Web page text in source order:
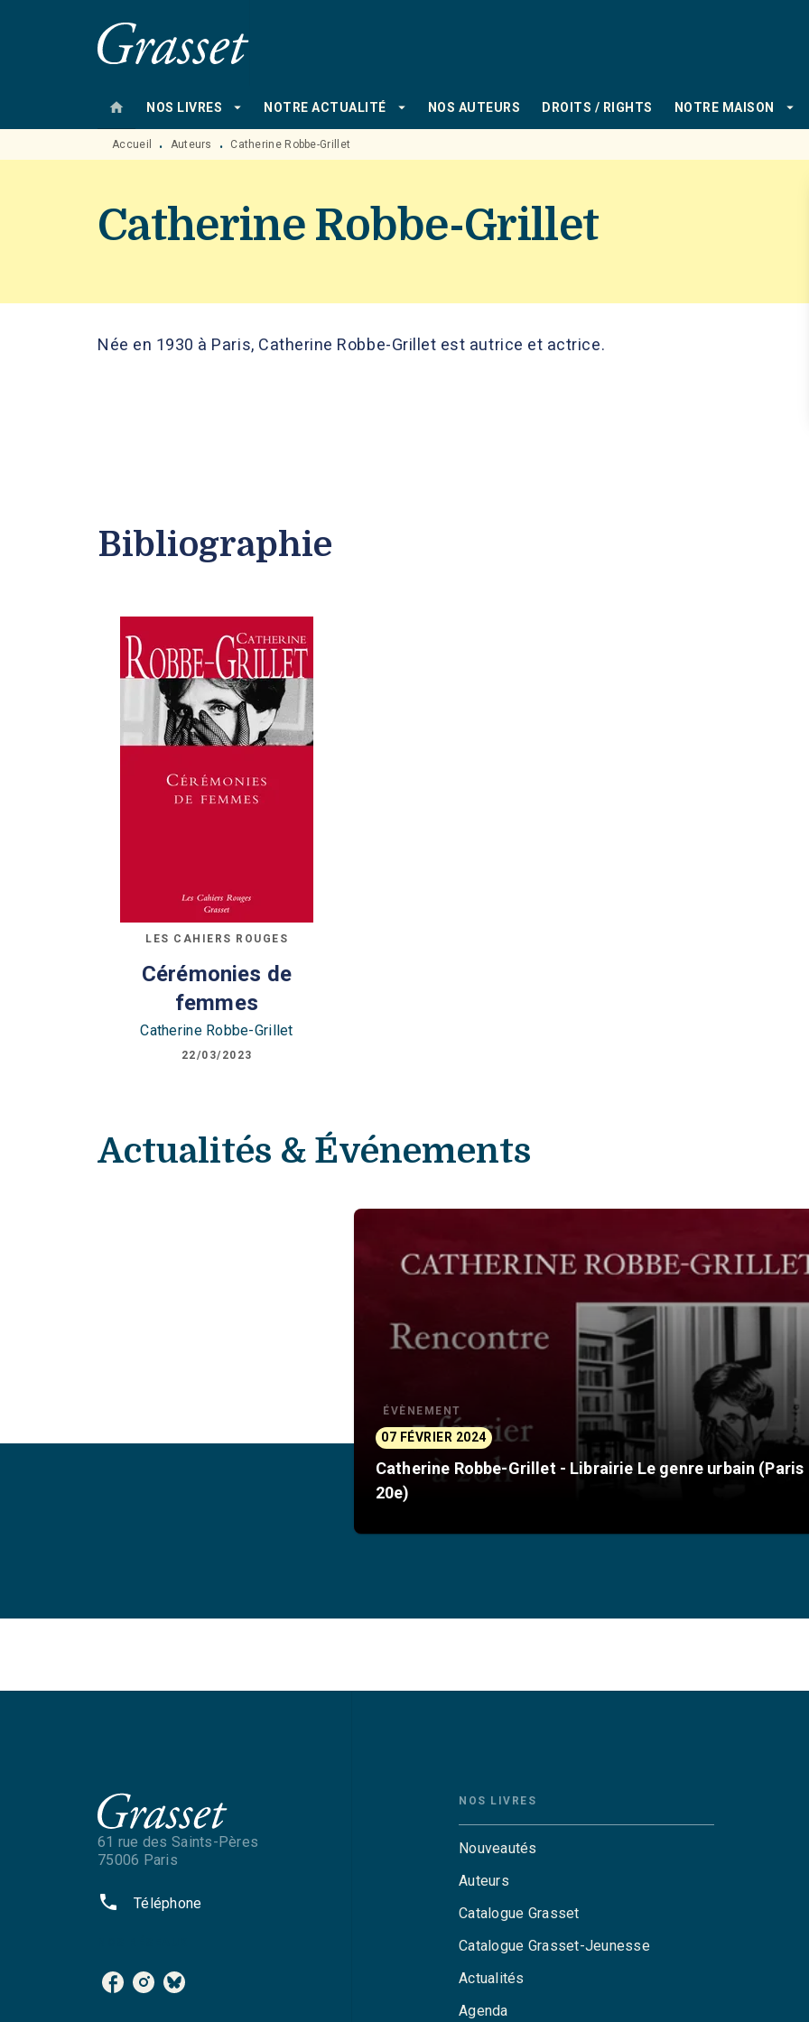
MENU RECHERCHE
home NOS LIVRES arrow_drop_down NOTRE ACTUALITÉ arrow_drop_down NOS AUTEURS DROITS / RIGHTS NOTRE MAISON arrow_drop_down
Accueil • Auteurs • Catherine Robbe-Grillet
Catherine Robbe-Grillet
Née en 1930 à Paris, Catherine Robbe-Grillet est autrice et actrice.
Bibliographie
LES CAHIERS ROUGES
Cérémonies de
femmes
Catherine Robbe-Grillet
22/03/2023
Actualités & Événements
ÉVÈNEMENT
07 FÉVRIER 2024
Catherine Robbe-Grillet - Librairie Le genre urbain (Paris
20e)
61 rue des Saints-Pères
75006 Paris
phone Téléphone
NOS LIVRES
Nouveautés
Auteurs
Catalogue Grasset
Catalogue Grasset-Jeunesse
Actualités
Agenda